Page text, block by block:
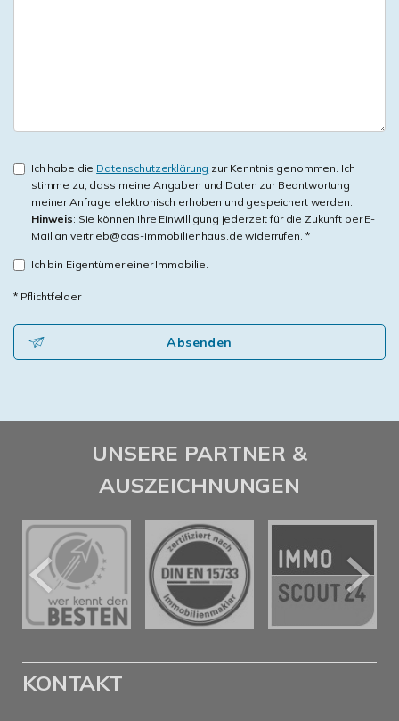
Ich habe die Datenschutzerklärung zur Kenntnis genommen. Ich
stimme zu, dass meine Angaben und Daten zur Beantwortung
meiner Anfrage elektronisch erhoben und gespeichert werden.
Hinweis: Sie können Ihre Einwilligung jederzeit für die Zukunft per E-
Mail an vertrieb@das-immobilienhaus.de widerrufen. *
Ich bin Eigentümer einer Immobilie.
* Pflichtfelder
Absenden
UNSERE PARTNER &
AUSZEICHNUNGEN
KONTAKT